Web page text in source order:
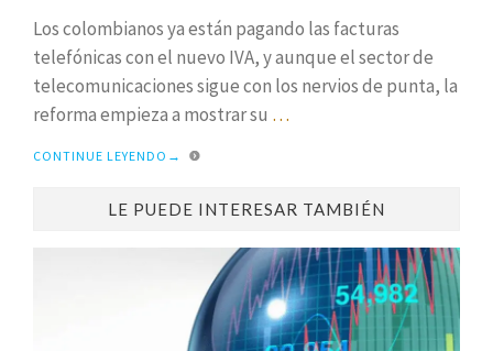
Los colombianos ya están pagando las facturas
telefónicas con el nuevo IVA, y aunque el sector de
telecomunicaciones sigue con los nervios de punta, la
reforma empieza a mostrar su …
CONTINUE LEYENDO →
LE PUEDE INTERESAR TAMBIÉN